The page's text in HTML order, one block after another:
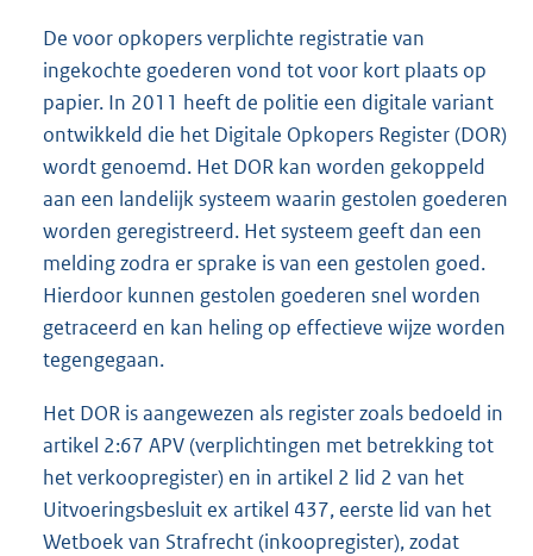
De voor opkopers verplichte registratie van
ingekochte goederen vond tot voor kort plaats op
papier. In 2011 heeft de politie een digitale variant
ontwikkeld die het Digitale Opkopers Register (DOR)
wordt genoemd. Het DOR kan worden gekoppeld
aan een landelijk systeem waarin gestolen goederen
worden geregistreerd. Het systeem geeft dan een
melding zodra er sprake is van een gestolen goed.
Hierdoor kunnen gestolen goederen snel worden
getraceerd en kan heling op effectieve wijze worden
tegengegaan.
Het DOR is aangewezen als register zoals bedoeld in
artikel 2:67 APV (verplichtingen met betrekking tot
het verkoopregister) en in artikel 2 lid 2 van het
Uitvoeringsbesluit ex artikel 437, eerste lid van het
Wetboek van Strafrecht (inkoopregister), zodat